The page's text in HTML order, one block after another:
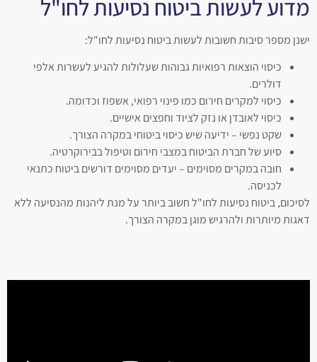
מדוע לעשות ביטוח נסיעות לחו"ל
ישנן מספר סיבות חשובות לעשות ביטוח נסיעות לחו"ל:
כיסוי הוצאות רפואיות גבוהות שעלולות להגיע לעשרות אלפי
דולרים.
כיסוי למקרים חירום כמו פינוי רפואי, אשפוז וכדומה.
כיסוי לאובדן או נזק לציוד וחפצים אישיים.
שקט נפשי – ידיעה שיש כיסוי ביטוחי במקרה הצורך.
סיוע של חברת הביטוח במצבי חירום וטיפול בבירוקרטיה.
חובה במקרים מסוימים – יעדים מסוימים דורשים ביטוח כתנאי
לכניסה.
לסיכום, ביטוח נסיעות לחו"ל חשוב ביותר על מנת ליהנות מהנסיעה ללא
דאגות מיותרות ולהרגיש מוגן במקרה הצורך.